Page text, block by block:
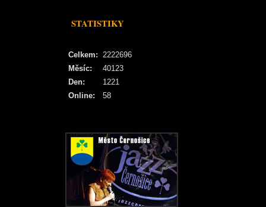
STATISTIKY
Online: 58
Celkem: 2222696
Měsíc:
40123
Den:
1221